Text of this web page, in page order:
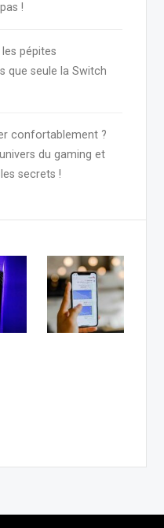
!
pépites
que seule la Switch
confortablement ?
du gaming et
secrets !